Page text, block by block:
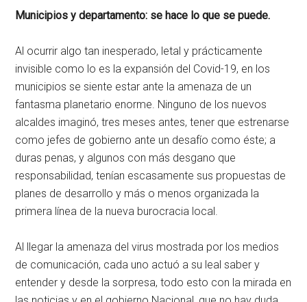
Municipios y departamento: se hace lo que se puede.
Al ocurrir algo tan inesperado, letal y prácticamente
invisible como lo es la expansión del Covid-19, en los
municipios se siente estar ante la amenaza de un
fantasma planetario enorme. Ninguno de los nuevos
alcaldes imaginó, tres meses antes, tener que estrenarse
como jefes de gobierno ante un desafío como éste; a
duras penas, y algunos con más desgano que
responsabilidad, tenían escasamente sus propuestas de
planes de desarrollo y más o menos organizada la
primera línea de la nueva burocracia local.
Al llegar la amenaza del virus mostrada por los medios
de comunicación, cada uno actuó a su leal saber y
entender y desde la sorpresa, todo esto con la mirada en